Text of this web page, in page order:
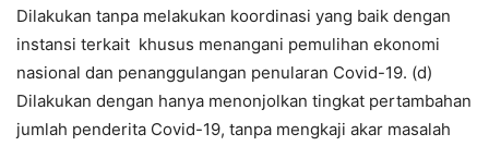
Dilakukan tanpa melakukan koordinasi yang baik dengan
instansi terkait khusus menangani pemulihan ekonomi
nasional dan penanggulangan penularan Covid-19. (d)
Dilakukan dengan hanya menonjolkan tingkat pertambahan
jumlah penderita Covid-19, tanpa mengkaji akar masalah